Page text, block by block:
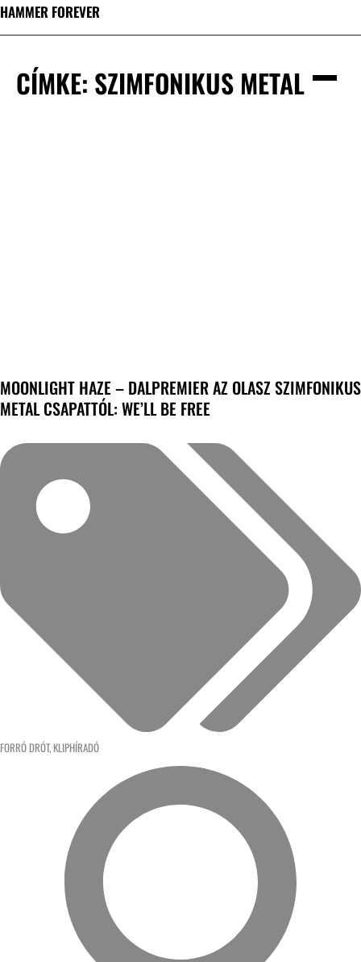
HAMMER FOREVER
CÍMKE: SZIMFONIKUS METAL
MOONLIGHT HAZE – DALPREMIER AZ OLASZ SZIMFONIKUS
METAL CSAPATTÓL: WE’LL BE FREE
FORRÓ DRÓT, KLIPHÍRADÓ